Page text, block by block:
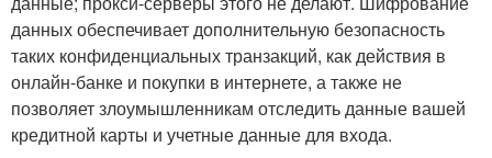
данных обеспечивает дополнительную безопасность
таких конфиденциальных транзакций, как действия в
онлайн-банке и покупки в интернете, а также не
позволяет злоумышленникам отследить данные вашей
кредитной карты и учетные данные для входа.